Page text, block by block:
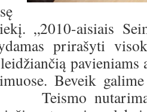
„2010-aisiais
prirašyti
Beveik